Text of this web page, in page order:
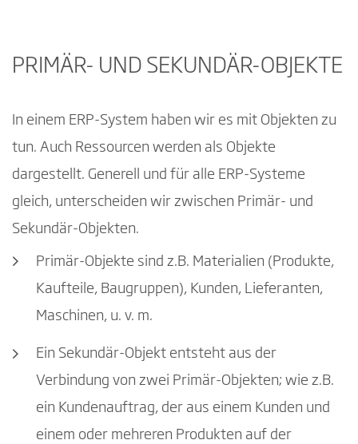
PRIMÄR- UND SEKUNDÄR-OBJEKTE
In einem ERP-System haben wir es mit Objekten zu
tun. Auch Ressourcen werden als Objekte
dargestellt. Generell und für alle ERP-Systeme
gleich, unterscheiden wir zwischen Primär- und
Sekundär-Objekten.
Primär-Objekte sind z.B. Materialien (Produkte,
Kaufteile, Baugruppen), Kunden, Lieferanten,
Maschinen, u. v. m.
Ein Sekundär-Objekt entsteht aus der
Verbindung von zwei Primär-Objekten; wie z.B.
ein Kundenauftrag, der aus einem Kunden und
einem oder mehreren Produkten auf der